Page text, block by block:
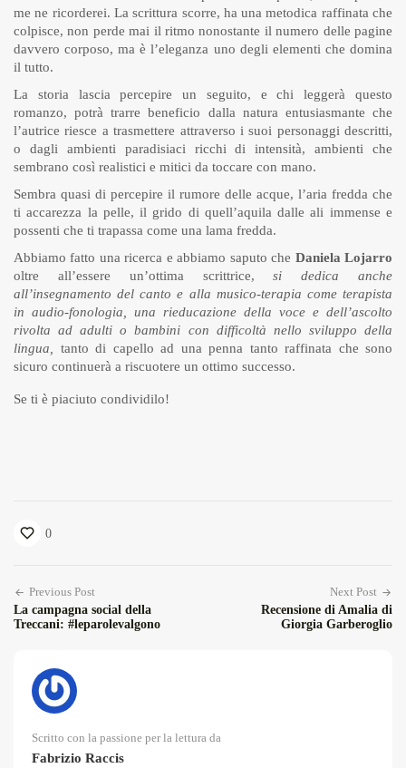
me ne ricorderei. La scrittura scorre, ha una metodica raffinata che
colpisce, non perde mai il ritmo nonostante il numero delle pagine
davvero corposo, ma è l’eleganza uno degli elementi che domina
il tutto.
La storia lascia percepire un seguito, e chi leggerà questo
romanzo, potrà trarre beneficio dalla natura entusiasmante che
l’autrice riesce a trasmettere attraverso i suoi personaggi descritti,
o dagli ambienti paradisiaci ricchi di intensità, ambienti che
sembrano così realistici e mitici da toccare con mano.
Sembra quasi di percepire il rumore delle acque, l’aria fredda che
ti accarezza la pelle, il grido di quell’aquila dalle ali immense e
possenti che ti trapassa come una lama fredda.
Abbiamo fatto una ricerca e abbiamo saputo che Daniela Lojarro
oltre all’essere un’ottima scrittrice, si dedica anche
all’insegnamento del canto e alla musico-terapia come terapista
in audio-fonologia, una rieducazione della voce e dell’ascolto
rivolta ad adulti o bambini con difficoltà nello sviluppo della
lingua,
tanto di capello ad una penna tanto raffinata che sono
sicuro continuerà a riscuotere un ottimo successo.
Se ti è piaciuto condividilo!
0
Previous Post
La campagna social della
Treccani: #leparolevalgono
Next Post
Recensione di Amalia di
Giorgia Garberoglio
Scritto con la passione per la lettura da
Fabrizio Raccis